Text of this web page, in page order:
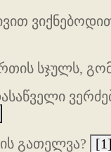
სჯულს,
გათელვა?
[1]